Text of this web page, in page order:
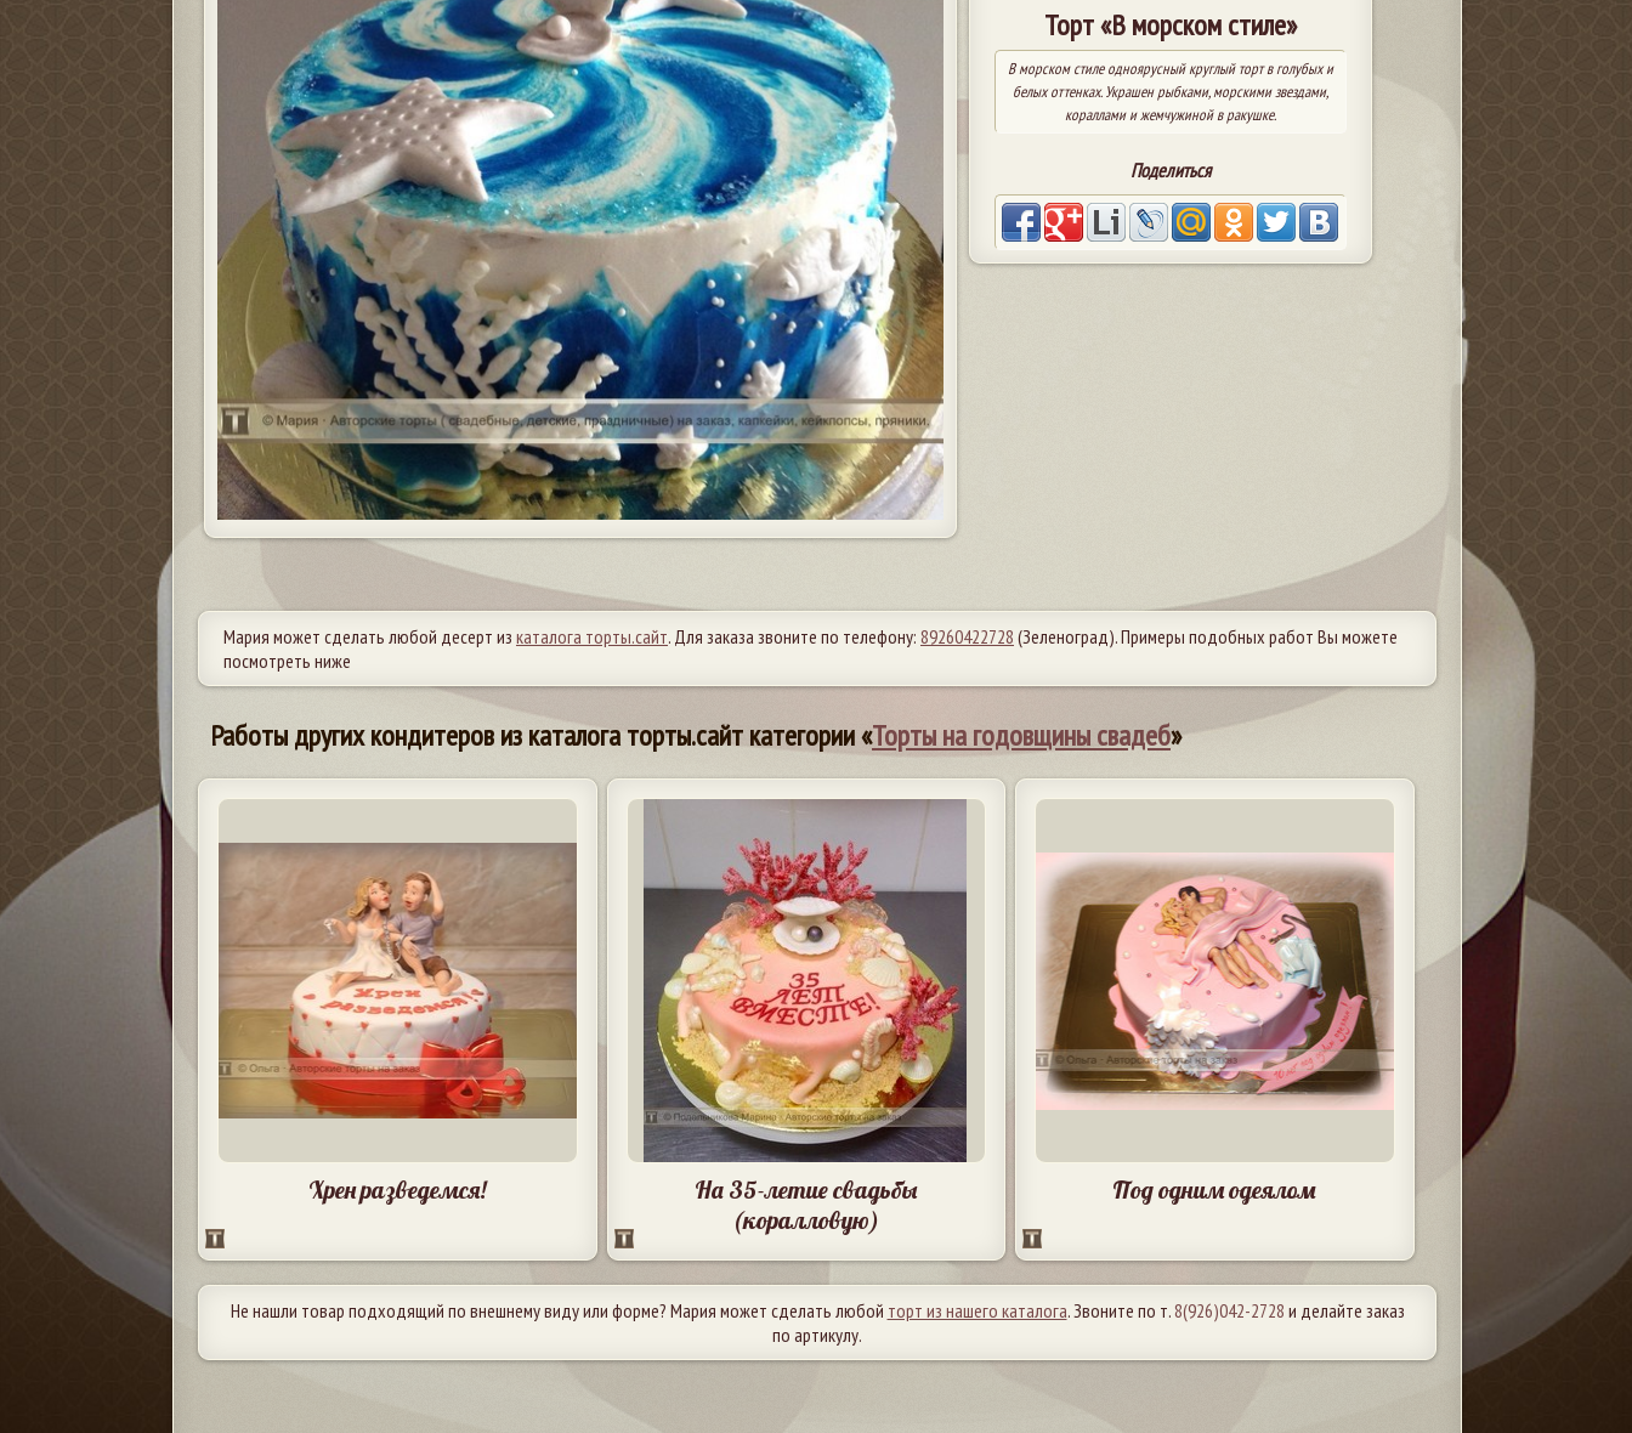
Торт «В морском стиле»
В морском стиле одноярусный круглый торт в голубых и
белых оттенках. Украшен рыбками, морскими звездами,
кораллами и жемчужиной в ракушке.
Поделиться
Мария может сделать любой десерт из каталога торты.сайт. Для заказа звоните по телефону: 89260422728 (Зеленоград). Примеры подобных работ Вы можете
посмотреть ниже
Работы других кондитеров из каталога торты.сайт категории «Торты на годовщины свадеб»
Хрен разведемся!
На 35-летие свадьбы
(коралловую)
Под одним одеялом
Не нашли товар подходящий по внешнему виду или форме? Мария может сделать любой торт из нашего каталога. Звоните по т.8(926)042-2728 и делайте заказ
по артикулу.